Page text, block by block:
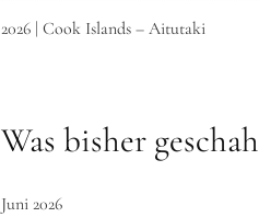
2026 | Cook Islands – Aitutaki
Was bisher geschah
Juni 2026